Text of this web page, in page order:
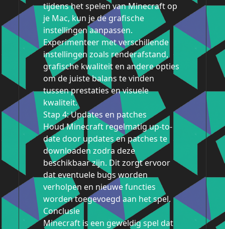
tijdens het spelen van Minecraft op
je Mac, kun je de grafische
instellingen aanpassen.
Experimenteer met verschillende
instellingen zoals renderafstand,
grafische kwaliteit en andere opties
om de juiste balans te vinden
tussen prestaties en visuele
kwaliteit.
Stap 4: Updates en patches
Houd Minecraft regelmatig up-to-
date door updates en patches te
downloaden zodra deze
beschikbaar zijn. Dit zorgt ervoor
dat eventuele bugs worden
verholpen en nieuwe functies
worden toegevoegd aan het spel.
Conclusie
Minecraft is een geweldig spel dat